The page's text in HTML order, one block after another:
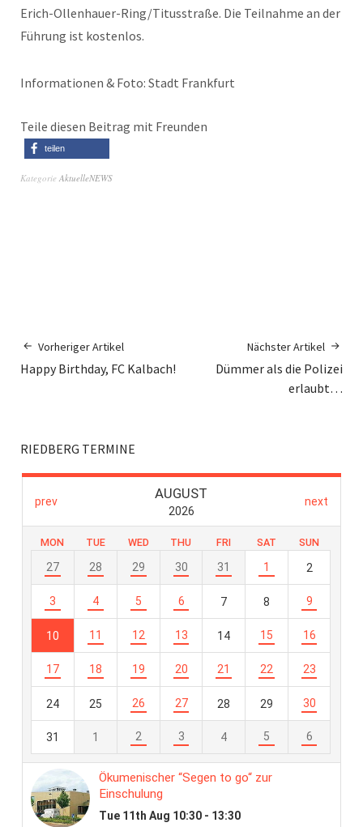
Erich-Ollenhauer-Ring/Titusstraße. Die Teilnahme an der
Führung ist kostenlos.
Informationen & Foto: Stadt Frankfurt
Teile diesen Beitrag mit Freunden
teilen
Kategorie AktuelleNEWS
Vorheriger Artikel
Happy Birthday, FC Kalbach!
Nächster Artikel
Dümmer als die Polizei
erlaubt…
RIEDBERG TERMINE